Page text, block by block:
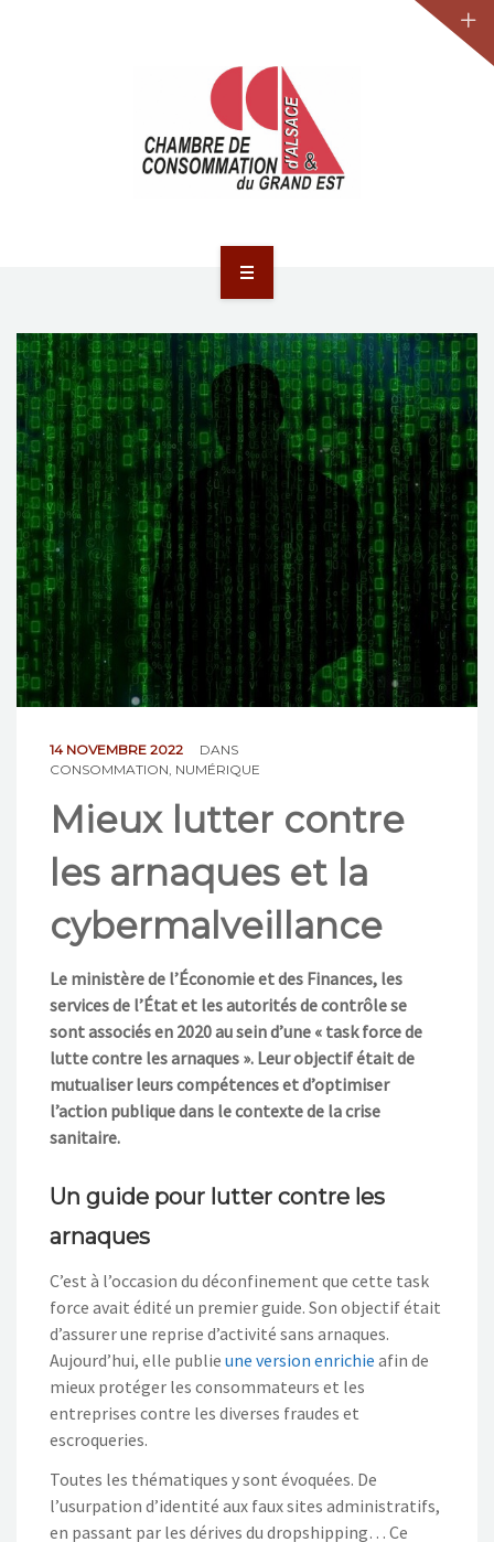
ACTUALITÉS
JURIDIQUE
LA CCA-GE
NOS ACTIONS
CONTACT
14 NOVEMBRE 2022
DANS
CONSOMMATION NUMÉRIQUE
Mieux lutter contre
les arnaques et la
cybermalveillance
Le ministère de l’Économie et des Finances, les
services de l’État et les autorités de contrôlese
sont associés en 2020 au sein d’une « task forcede
lutte contre les arnaques ». Leur objectifétaitde
mutualiser leurs compétenceset d’optimiser
l’action publique dans le contexte de la crise
sanitaire.
Un guide pour lutter contre les
arnaques
C’est à l’occasion du déconfinement que cette task
force avait édité un premier guide. Son objectif était
d’assurer une reprise d’activité sans arnaques.
Aujourd’hui, elle publie une version enrichie afin de
mieux protéger les consommateurs et les
entreprises contre les diverses fraudes et
escroqueries.
Toutes les thématiques y sont évoquées. De
l’usurpation d’identité aux faux sites administratifs,
en passant par les dérives du dropshipping… Ce